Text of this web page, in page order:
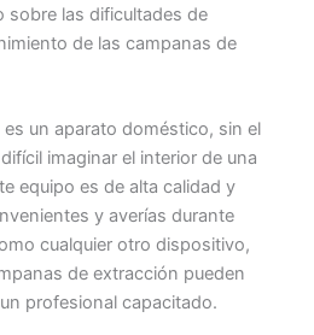
sobre las dificultades de
de las campanas de
un aparato doméstico, sin el
imaginar el interior de una
equipo es de alta calidad y
y averías durante
cualquier otro dispositivo,
de extracción pueden
profesional capacitado.